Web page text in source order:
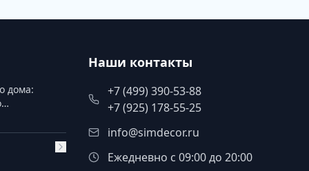
– прочность и долговечность
прекрасного
дома:
Наши контакты
+7 (499) 390-53-88
+7 (925) 178-55-25
info@simdecor.ru
Ежедневно с 09:00 до 20:00